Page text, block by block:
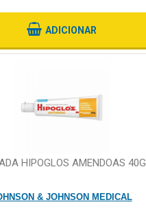
ADICIONAR
HIPOGLOS AMENDOAS 40G
& JOHNSON MEDICAL